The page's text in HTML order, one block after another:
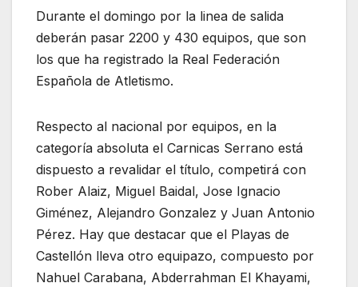
Durante el domingo por la linea de salida
deberán pasar 2200 y 430 equipos, que son
los que ha registrado la Real Federación
Española de Atletismo.
Respecto al nacional por equipos, en la
categoría absoluta el Carnicas Serrano está
dispuesto a revalidar el título, competirá con
Rober Alaiz, Miguel Baidal, Jose Ignacio
Giménez, Alejandro Gonzalez y Juan Antonio
Pérez. Hay que destacar que el Playas de
Castellón lleva otro equipazo, compuesto por
Nahuel Carabana, Abderrahman El Khayami,